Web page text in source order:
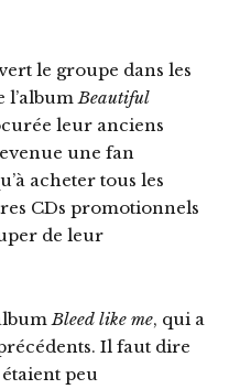
le groupe dans les
l’album Beautiful
leur anciens
une fan
acheter tous les
CDs promotionnels
de leur
Bleed like me, qui a
Il faut dire
peu